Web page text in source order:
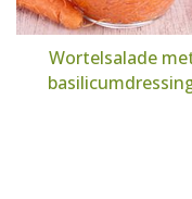
Wortelsalade